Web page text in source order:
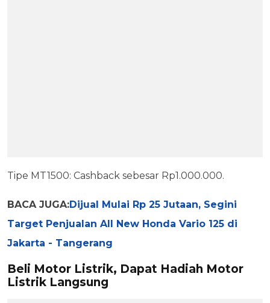
Tipe MT1500: Cashback sebesar Rp1.000.000.
BACA JUGA:Dijual Mulai Rp 25 Jutaan, Segini
Target Penjualan All New Honda Vario 125 di
Jakarta - Tangerang
Beli Motor Listrik, Dapat Hadiah Motor
Listrik Langsung